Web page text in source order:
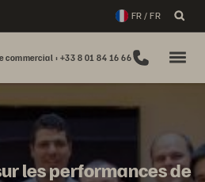
FR / FR
commercial : +33 8 01 84 16 66
les performances de